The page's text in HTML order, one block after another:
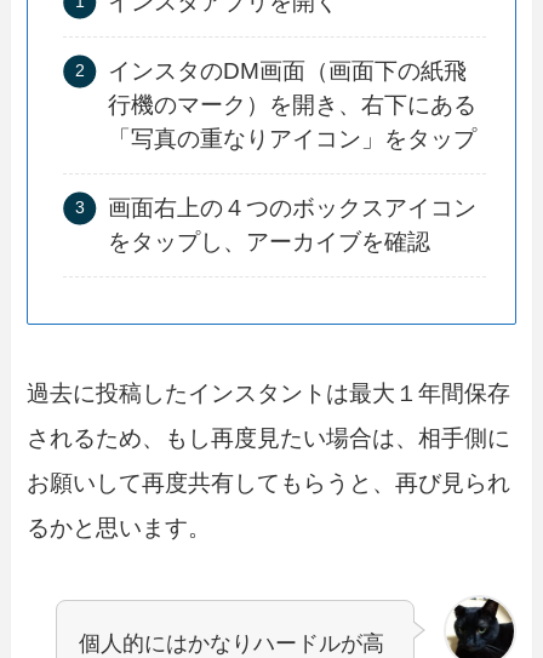
インスタのDM画面（画面下の紙飛
行機のマーク）を開き、右下にある
「写真の重なりアイコン」をタップ
画面右上の４つのボックスアイコン
をタップし、アーカイブを確認
過去に投稿したインスタントは最大１年間保存
されるため、もし再度見たい場合は、相手側に
お願いして再度共有してもらうと、再び見られ
るかと思います。
個人的にはかなりハードルが高